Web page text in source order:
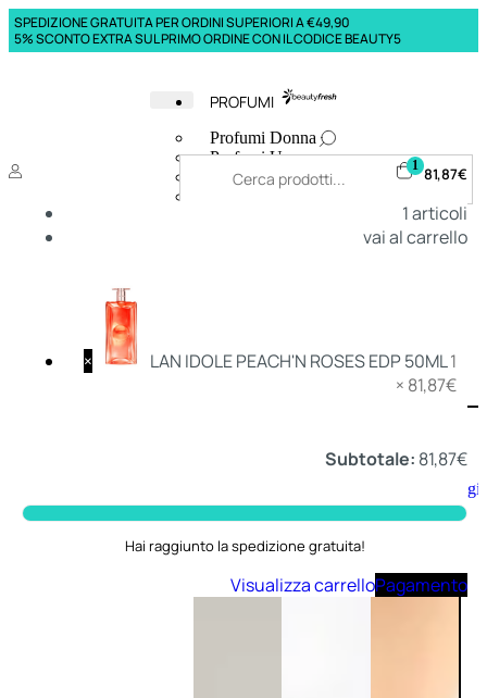
SPEDIZIONE GRATUITA PER ORDINI SUPERIORI A €49,90
5% SCONTO EXTRA SUL PRIMO ORDINE CON IL CODICE BEAUTY5
PROFUMI
Profumi Donna
Profumi Uomo
Deodoranti Donna
Aggiungi
al
1 81,87€
1articoli
vai al carrello
× LAN IDOLE PEACH'N ROSES EDP 50ML1
× 81,87€
Subtotale: 81,87€
Hai raggiunto la spedizione gratuita!
Visualizza carrelloPagamento